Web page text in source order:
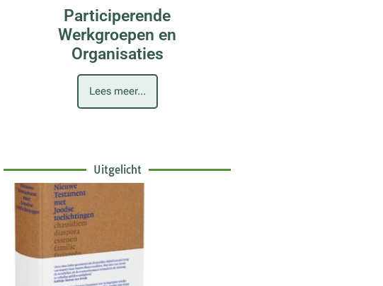
Participerende
Werkgroepen en
Organisaties
Lees meer...
Uitgelicht